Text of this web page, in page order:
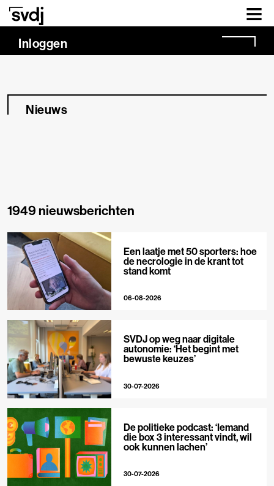
Naar hoofdinhoud
Inloggen
Nieuws
1949 nieuwsberichten
Een laatje met 50 sporters: hoe
de necrologie in de krant tot
stand komt
06-08-2026
SVDJ op weg naar digitale
autonomie: ‘Het begint met
bewuste keuzes’
30-07-2026
De politieke podcast: ‘Iemand
die box 3 interessant vindt, wil
ook kunnen lachen’
30-07-2026